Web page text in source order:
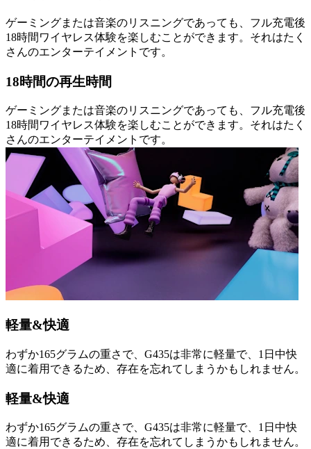
ゲーミングまたは音楽のリスニングであっても、フル充電後
18時間ワイヤレス体験を楽しむことができます。それはたく
さんのエンターテイメントです。
18時間の再生時間
ゲーミングまたは音楽のリスニングであっても、フル充電後
18時間ワイヤレス体験を楽しむことができます。それはたく
さんのエンターテイメントです。
軽量&快適
わずか165グラムの重さで、G435は非常に軽量で、1日中快
適に着用できるため、存在を忘れてしまうかもしれません。
軽量&快適
わずか165グラムの重さで、G435は非常に軽量で、1日中快
適に着用できるため、存在を忘れてしまうかもしれません。